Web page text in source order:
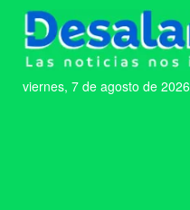
viernes, 7 de agosto de 2026